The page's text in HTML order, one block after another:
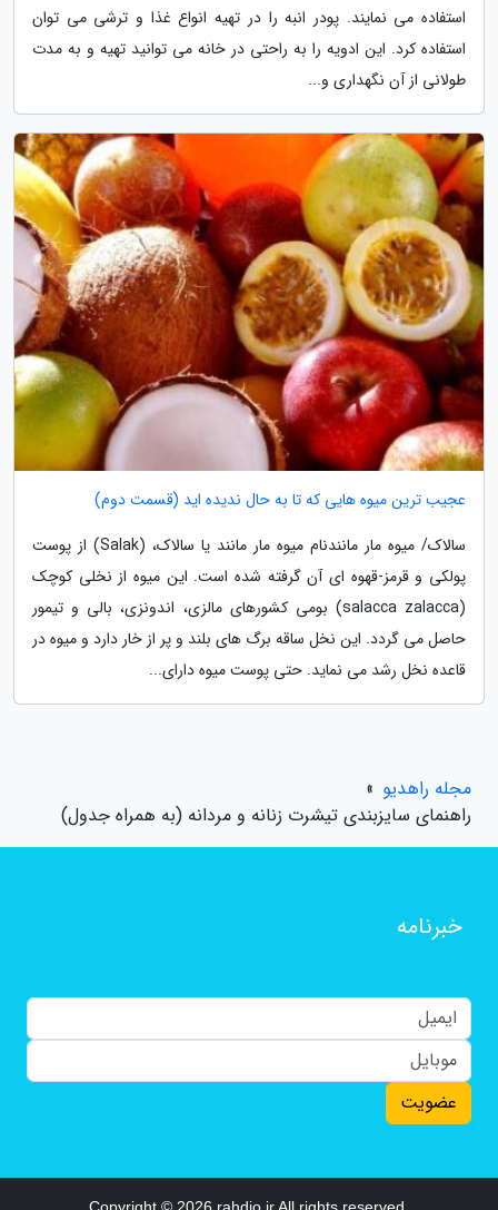
استفاده می نمایند. پودر انبه را در تهیه انواع غذا و ترشی می توان
استفاده کرد. این ادویه را به راحتی در خانه می توانید تهیه و به مدت
طولانی از آن نگهداری و...
عجیب ترین میوه هایی که تا به حال ندیده اید (قسمت دوم)
سالاک/ میوه مار مانندنام میوه مار مانند یا سالاک، (Salak) از پوست
پولکی و قرمز-قهوه ای آن گرفته شده است. این میوه از نخلی کوچک
(salacca zalacca) بومی کشورهای مالزی، اندونزی، بالی و تیمور
حاصل می گردد. این نخل ساقه برگ های بلند و پر از خار دارد و میوه در
قاعده نخل رشد می نماید. حتی پوست میوه دارای...
مجله راهدیو »
راهنمای سایزبندی تیشرت زنانه و مردانه (به همراه جدول)
خبرنامه
عضویت